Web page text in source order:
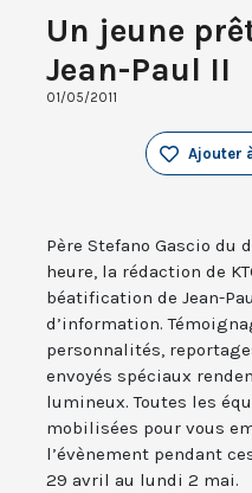
Un jeune
Jean-Paul II
01/05/2011
Ajouter
Père Stefano Gascio du
heure, la rédaction de
béatification de Jean-
d’information.
personnalités,
envoyés spéciaux
lumineux. Toutes les
mobilisées pour vous
l’évènement pendant
29 avril au lundi 2 mai.